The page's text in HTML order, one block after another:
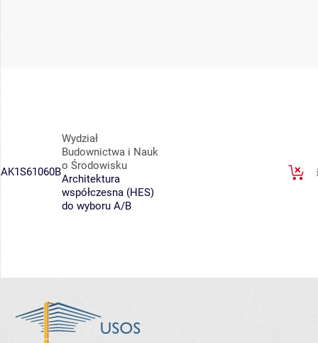
AK1S61060B
Wydział
Budownictwa i Nauk
o Środowisku
Architektura
współczesna (HES)
do wyboru A/B